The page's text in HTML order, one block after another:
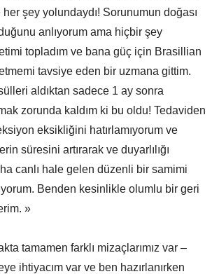
her şey yolundaydı! Sorunumun doğası
anlıyorum ama hiçbir şey
topladım ve bana güç için Brasillian
tavsiye eden bir uzmana gittim.
aldıktan sadece 1 ay sonra
zorunda kaldım ki bu oldu! Tedaviden
eksikliğini hatırlamıyorum ve
süresini artırarak ve duyarlılığı
canlı hale gelen düzenli bir samimi
Benden kesinlikle olumlu bir geri
»
tamamen farklı mizaçlarımız var –
ihtiyacım var ve ben hazırlanırken